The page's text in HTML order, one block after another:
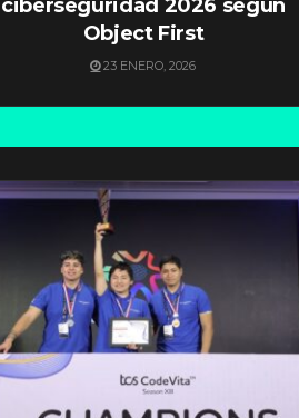
ciberseguridad 2026 según
Object First
23 ENERO, 2026